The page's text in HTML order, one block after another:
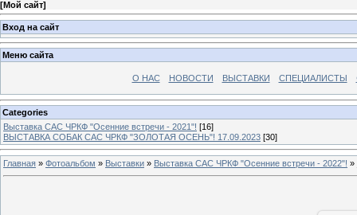
[Мой сайт]
Вход на сайт
Меню сайта
О НАС НОВОСТИ ВЫСТАВКИ СПЕЦИАЛИСТЫ
Categories
Выставка САС ЧРКФ "Осенние встречи - 2021"! [16]
ВЫСТАВКА СОБАК САС ЧРКФ "ЗОЛОТАЯ ОСЕНЬ"! 17.09.2023 [30]
Главная » Фотоальбом » Выставки » Выставка САС ЧРКФ "Осенние встречи - 2022"! »